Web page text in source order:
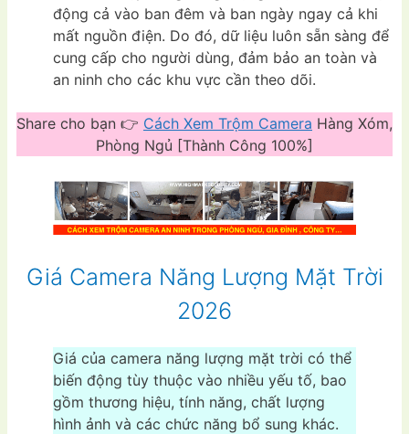
động cả vào ban đêm và ban ngày ngay cả khi
mất nguồn điện. Do đó, dữ liệu luôn sẵn sàng để
cung cấp cho người dùng, đảm bảo an toàn và
an ninh cho các khu vực cần theo dõi.
Share cho bạn 👉 Cách Xem Trộm Camera Hàng Xóm,
Phòng Ngủ [Thành Công 100%]
Giá Camera Năng Lượng Mặt Trời
2026
Giá của camera năng lượng mặt trời có thể
biến động tùy thuộc vào nhiều yếu tố, bao
gồm thương hiệu, tính năng, chất lượng
hình ảnh và các chức năng bổ sung khác.